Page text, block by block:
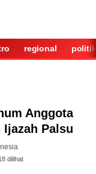
regional politik
Anggota
Ijazah Palsu
dilihat